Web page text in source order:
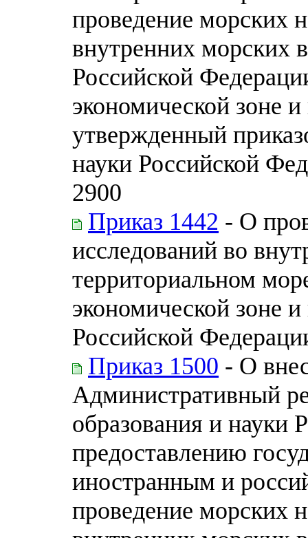
проведение морских
внутренних морских
Российской
экономической зоне
утвержденный
науки Российской
2900
Приказ 1442 - О
исследований во
территориальном
экономической зоне
Российской
Приказ 1500 - О
Административный
образования и науки
предоставлению
иностранным и
проведение морских